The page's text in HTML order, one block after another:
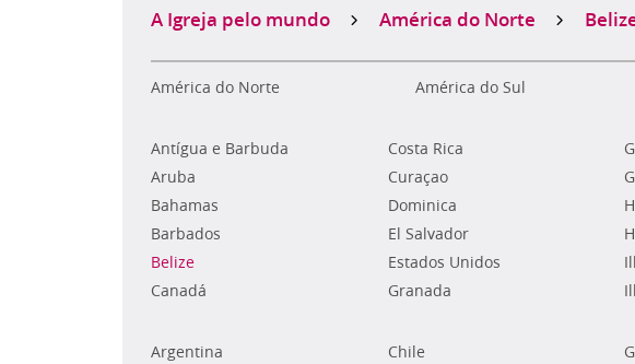
A Igreja pelo mundo América do Norte
América do Norte América do Sul
Antígua e Barbuda
Aruba
Bahamas
Barbados
Belize
Canadá
Costa Rica
Curaçao
Dominica
El Salvador
Estados Unidos
Granada
Argentina
Chile